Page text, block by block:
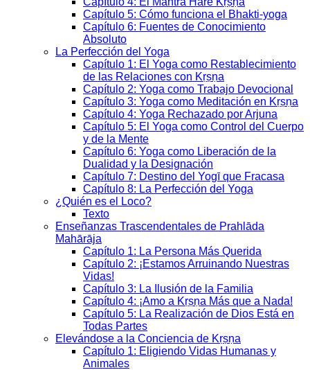
Capítulo 5: Cómo funciona el Bhakti-yoga
Capítulo 6: Fuentes de Conocimiento
Absoluto
La Perfección del Yoga
Capítulo 1: El Yoga como Restablecimiento
de las Relaciones con Kṛṣṇa
Capítulo 2: Yoga como Trabajo Devocional
Capítulo 3: Yoga como Meditación en Kṛṣṇa
Capítulo 4: Yoga Rechazado por Arjuna
Capítulo 5: El Yoga como Control del Cuerpo
y de la Mente
Capítulo 6: Yoga como Liberación de la
Dualidad y la Designación
Capítulo 7: Destino del Yogī que Fracasa
Capítulo 8: La Perfección del Yoga
¿Quién es el Loco?
Texto
Enseñanzas Trascendentales de Prahlāda
Mahārāja
Capítulo 1: La Persona Más Querida
Capítulo 2: ¡Estamos Arruinando Nuestras
Vidas!
Capítulo 3: La Ilusión de la Familia
Capítulo 4: ¡Amo a Kṛṣṇa Más que a Nada!
Capítulo 5: La Realización de Dios Está en
Todas Partes
Elevándose a la Conciencia de Kṛṣṇa
Capítulo 1: Eligiendo Vidas Humanas y
Animales